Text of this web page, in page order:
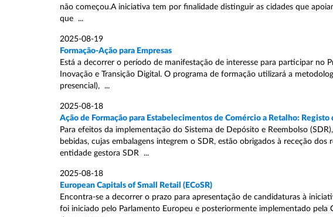
não começou.A iniciativa tem por finalidade distinguir as cidades que
que ...
2025-08-19
Formação-Ação para Empresas
Está a decorrer o período de manifestação de interesse para participar no
Inovação e Transição Digital. O programa de formação utilizará a
presencial), ...
2025-08-18
Ação de Formação para Estabelecimentos de Comércio a Retalho:
Para efeitos da implementação do Sistema de Depósito e Reembolso
bebidas, cujas embalagens integrem o SDR, estão obrigados à receção
entidade gestora SDR ...
2025-08-18
European Capitals of Small Retail (ECoSR)
Encontra-se a decorrer o prazo para apresentação de candidaturas à
foi iniciado pelo Parlamento Europeu e posteriormente implementado